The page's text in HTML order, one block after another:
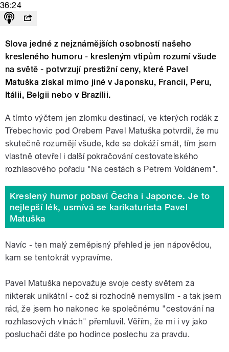
36:24
Slova jedné z nejznámějších osobností našeho
kresleného humoru - kresleným vtipům rozumí všude
na světě - potvrzují prestižní ceny, které Pavel
Matuška získal mimo jiné v Japonsku, Francii, Peru,
Itálii, Belgii nebo v Brazílii.
A tímto výčtem jen zlomku destinací, ve kterých rodák z
Třebechovic pod Orebem Pavel Matuška potvrdil, že mu
skutečně rozumějí všude, kde se dokáží smát, tím jsem
vlastně otevřel i další pokračování cestovatelského
rozhlasového pořadu "Na cestách s Petrem Voldánem".
Kreslený humor pobaví Čecha i Japonce. Je to
nejlepší lék, usmívá se karikaturista Pavel
Matuška
Navíc - ten malý zeměpisný přehled je jen nápovědou,
kam se tentokrát vypravíme.
Pavel Matuška nepovažuje svoje cesty světem za
nikterak unikátní - což si rozhodně nemyslím - a tak jsem
rád, že jsem ho nakonec ke společnému "cestování na
rozhlasových vlnách" přemluvil. Věřím, že mi i vy jako
posluchači dáte po hodince poslechu za pravdu.